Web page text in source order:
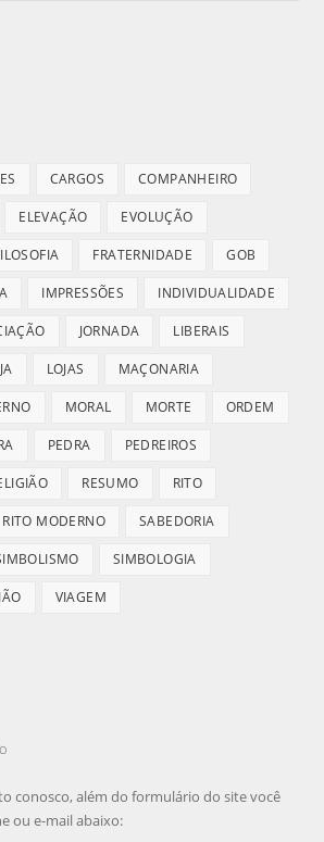
CARGOS COMPANHEIRO
ELEVAÇÃO EVOLUÇÃO
FRATERNIDADE GOB
IMPRESSÕES INDIVIDUALIDADE
JORNADA LIBERAIS
LOJAS MAÇONARIA
MORAL MORTE ORDEM
PEDRA PEDREIROS
RESUMO RITO
RITO MODERNO SABEDORIA
SIMBOLOGIA
VIAGEM
conosco, além do formulário do site você
ou e-mail abaixo: